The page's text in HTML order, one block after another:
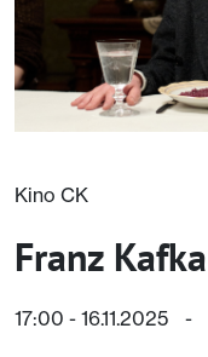
Kino CK
Franz Kafka
17:00 - 16.11.2025 -